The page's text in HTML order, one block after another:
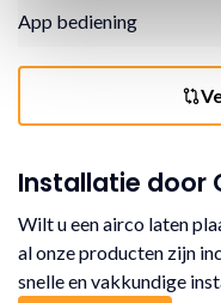
App bediening
Installatie door
Wilt u een airco laten
al onze producten zijn
snelle en vakkundige